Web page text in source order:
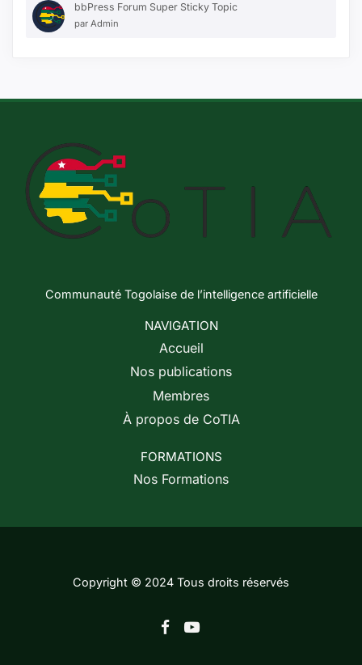
bbPress Forum Super Sticky Topic
par Admin
Communauté Togolaise de l’intelligence artificielle
NAVIGATION
Accueil
Nos publications
Membres
À propos de CoTIA
FORMATIONS
Nos Formations
Copyright © 2024 Tous droits réservés